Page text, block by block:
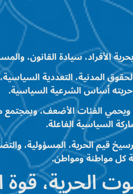
سيادة القانون،
المدنية، التعددية
أساس الشرعية السياسية.
ويحمي الفئات الأضعف، وبمجتمع
السياسية الفاعلة.
قيم الحرية، المسؤولية،
كل مواطنة ومواطن.
الحرية، قوة